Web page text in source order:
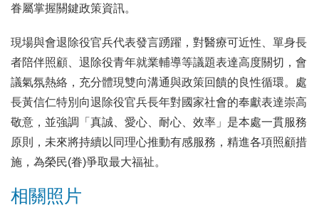
眷屬掌握關鍵政策資訊。
現場與會退除役官兵代表發言踴躍，對醫療可近性、單身長
者陪伴照顧、退除役青年就業輔導等議題表達高度關切，會
議氣氛熱絡，充分體現雙向溝通與政策回饋的良性循環。處
長黃信仁特別向退除役官兵長年對國家社會的奉獻表達崇高
敬意，並強調「真誠、愛心、耐心、效率」是本處一貫服務
原則，未來將持續以同理心推動有感服務，精進各項照顧措
施，為榮民(眷)爭取最大福祉。
相關照片